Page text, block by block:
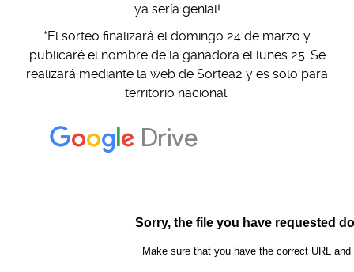
ya sería genial!
*El sorteo finalizará el domingo 24 de marzo y
publicaré el nombre de la ganadora el lunes 25. Se
realizará mediante la web de Sortea2 y es solo para
territorio nacional.